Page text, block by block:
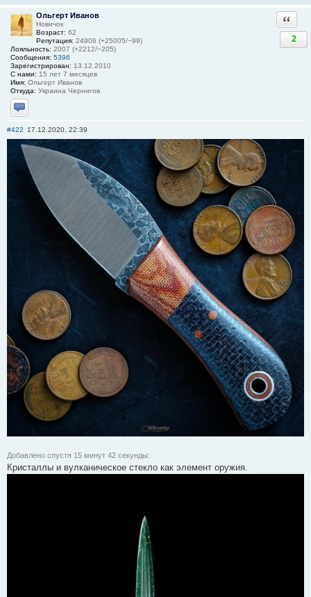
Ольгерт Иванов
Новичок
Возраст: 62
Репутация: 24906 (+25005/−99)
Лояльность: 2007 (+2212/−205)
Сообщения: 5396
Зарегистрирован: 13.12.2010
С нами: 15 лет 7 месяцев
Имя: Ольгерт Иванов
Откуда: Украина Чернигов
Отправить личное сообщение
2
#422 17.12.2020, 22:39
Добавлено спустя 15 минут 42 секунды:
Кристаллы и вулканическое стекло как элемент оружия.